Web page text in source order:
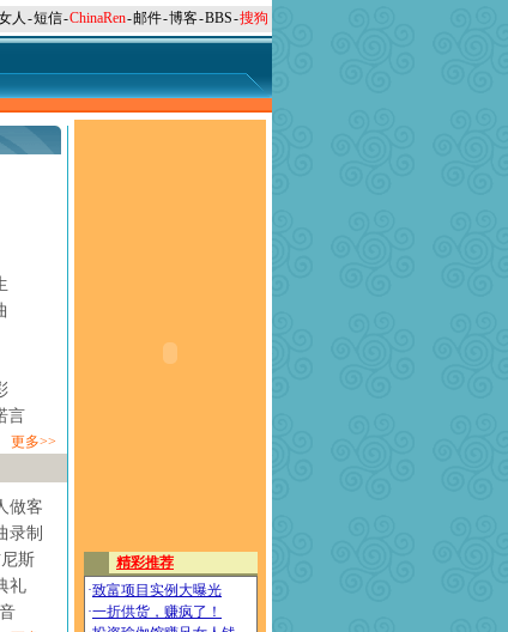
人 -短信-ChinaRen-邮件-博客-BBS-搜狗
言
更多>>
做客
录制
斯
礼